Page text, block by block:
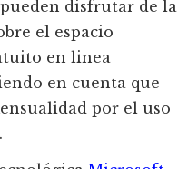
pueden disfrutar de la
el espacio
en linea
en cuenta que
por el uso